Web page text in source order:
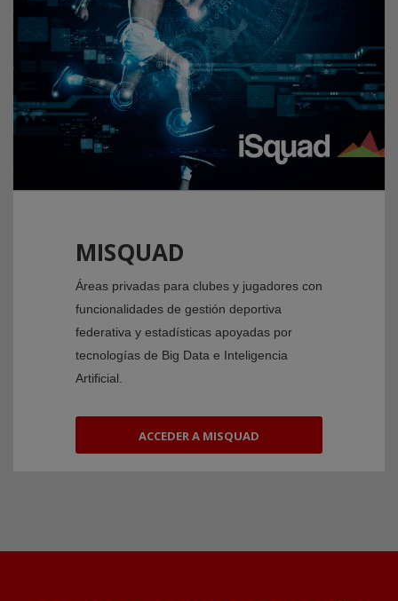
MISQUAD
Áreas privadas para clubes y jugadores con
funcionalidades de gestión deportiva
federativa y estadísticas apoyadas por
tecnologías de Big Data e Inteligencia
Artificial.
ACCEDER A MISQUAD